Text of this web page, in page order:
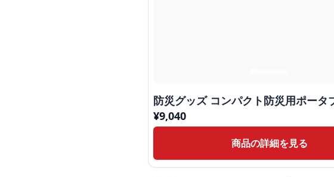
防災グッズ コンパクト防災用ポータ
¥9,040
商品の詳細を見る